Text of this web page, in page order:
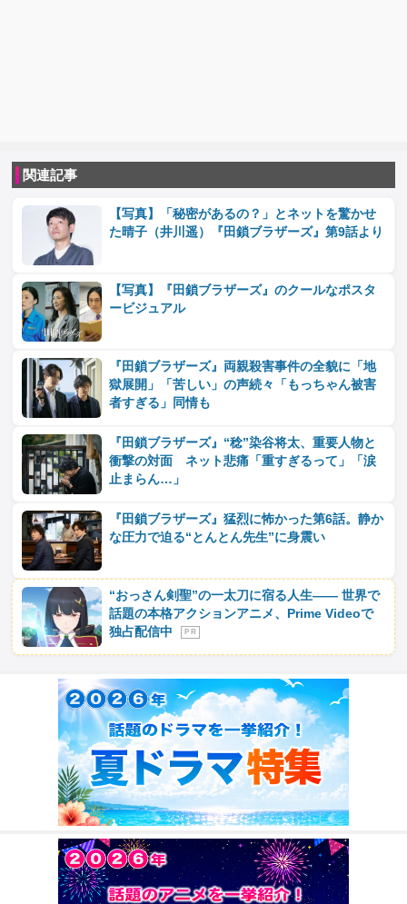
関連記事
【写真】「秘密があるの？」とネットを驚かせ
た晴子（井川遥）『田鎖ブラザーズ』第9話より
【写真】『田鎖ブラザーズ』のクールなポスタ
ービジュアル
『田鎖ブラザーズ』両親殺害事件の全貌に「地
獄展開」「苦しい」の声続々「もっちゃん被害
者すぎる」同情も
『田鎖ブラザーズ』“稔”染谷将太、重要人物と
衝撃の対面 ネット悲痛「重すぎるって」「涙
止まらん…」
『田鎖ブラザーズ』猛烈に怖かった第6話。静か
な圧力で迫る“とんとん先生”に身震い
“おっさん剣聖”の一太刀に宿る人生―― 世界で
話題の本格アクションアニメ、Prime Videoで
独占配信中
P R